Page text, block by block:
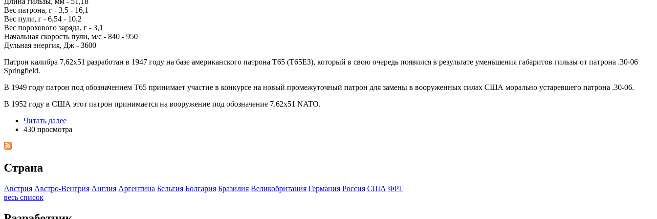
Вес патрона, г - 3,5 - 16,1
Вес пули, г - 6,54 - 10,2
Вес порохового заряда, г - 3,1
Начальная скорость пули, м/с - 840 - 950
Дульная энергия, Дж - 3600
Патрон калибра 7,62x51 разработан в 1947 году на базе американского патрона T65 (Т65ЕЗ), который в свою очередь появился в результате уменьшения габаритов гильзы от патрона .30-06
Springfield.
В 1949 году патрон под обозначением Т65 принимает участие в конкурсе на новый промежуточный патрон для замены в вооруженных силах США морально устаревшего патрона .30-06.
В 1952 году в США этот патрон принимается на вооружение под обозначение 7.62x51 NATO.
Читать далее
430 просмотра
Страна
Австрия Австро-Венгрия Англия Аргентина Бельгия Болгария Бразилия Великобритания Германия Россия США ФРГ
весь список